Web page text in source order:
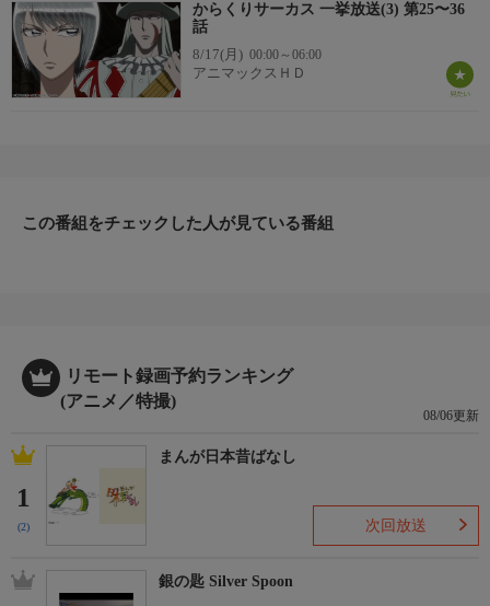
からくりサーカス 一挙放送(3) 第25〜36
話
8/17(月) 00:00～06:00
アニマックスＨＤ
この番組をチェックした人が見ている番組
リモート録画予約ランキング
(アニメ／特撮)
08/06更新
1
(2)
まんが日本昔ばなし
次回放送
銀の匙 Silver Spoon